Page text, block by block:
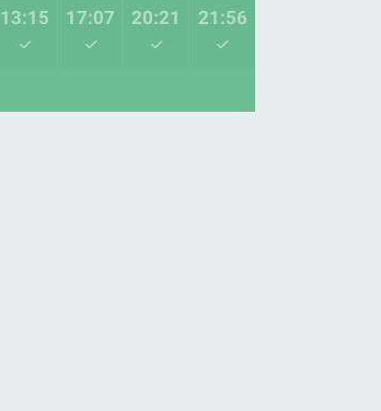
13:15 17:07 20:21 21:56